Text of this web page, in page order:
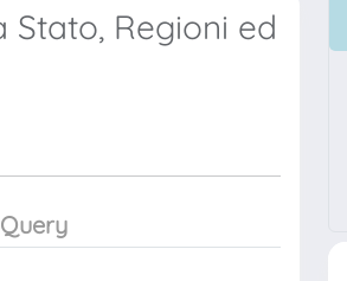
Regioni ed